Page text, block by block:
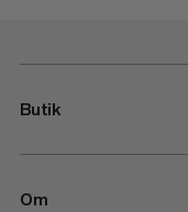
Butik
Om